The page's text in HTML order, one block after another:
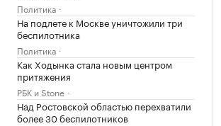
Политика
На подлете к Москве уничтожили три
беспилотника
Политика
Как Ходынка стала новым центром
притяжения
РБК и Stone
Над Ростовской областью перехватили
более 30 беспилотников